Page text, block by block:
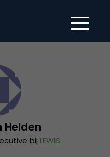
Helden
bij LEWIS